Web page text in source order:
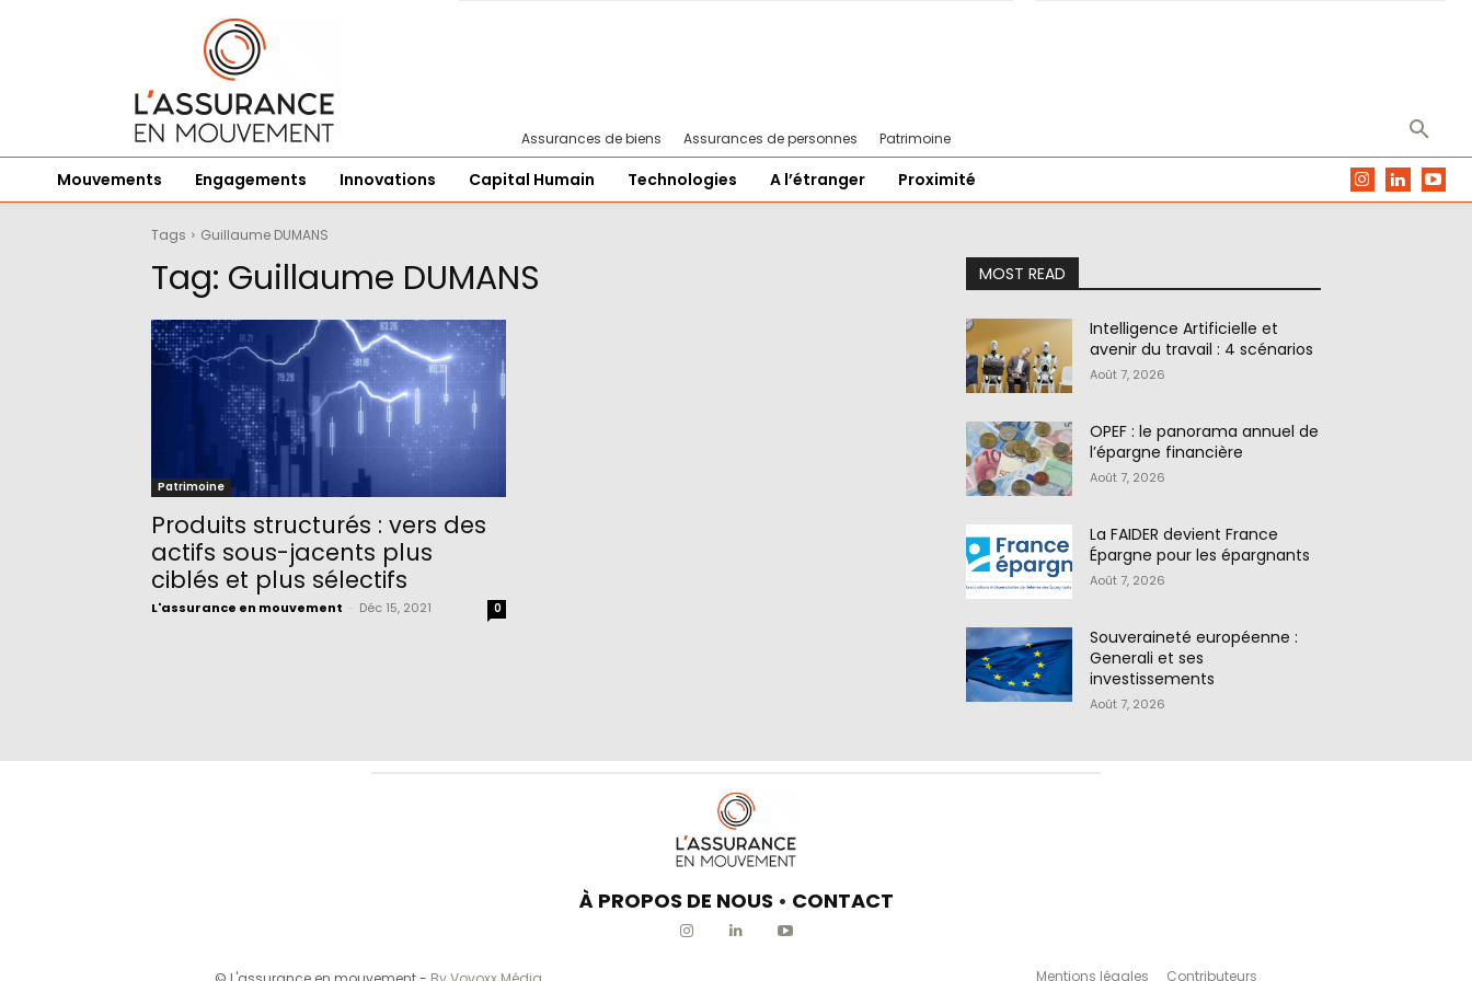
Assurances de biens Assurances de personnes Patrimoine
Mouvements Engagements Innovations Capital Humain Technologies A l’étranger Proximité
Tags Guillaume DUMANS
Tag: Guillaume DUMANS
Patrimoine
Produits structurés : vers des
actifs sous-jacents plus
ciblés et plus sélectifs
L'assurance en mouvement Déc 15, 2021 0
MOST READ
Intelligence Artificielle et
avenir du travail : 4 scénarios
Août 7, 2026
OPEF : le panorama annuel de
l’épargne financière
Août 7, 2026
La FAIDER devient France
Épargne pour les épargnants
Août 7, 2026
Souveraineté européenne :
Generali et ses
investissements
Août 7, 2026
À PROPOS DE NOUS • CONTACT
Mentions légales Contributeurs